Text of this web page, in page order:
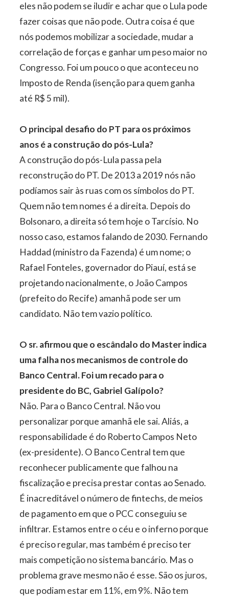
eles não podem se iludir e achar que o Lula pode
fazer coisas que não pode. Outra coisa é que
nós podemos mobilizar a sociedade, mudar a
correlação de forças e ganhar um peso maior no
Congresso. Foi um pouco o que aconteceu no
Imposto de Renda (isenção para quem ganha
até R$ 5 mil).
O principal desafio do PT para os próximos
anos é a construção do pós-Lula?
A construção do pós-Lula passa pela
reconstrução do PT. De 2013 a 2019 nós não
podíamos sair às ruas com os símbolos do PT.
Quem não tem nomes é a direita. Depois do
Bolsonaro, a direita só tem hoje o Tarcísio. No
nosso caso, estamos falando de 2030. Fernando
Haddad (ministro da Fazenda) é um nome; o
Rafael Fonteles, governador do Piauí, está se
projetando nacionalmente, o João Campos
(prefeito do Recife) amanhã pode ser um
candidato. Não tem vazio político.
O sr. afirmou que o escândalo do Master indica
uma falha nos mecanismos de controle do
Banco Central. Foi um recado para o
presidente do BC, Gabriel Galípolo?
Não. Para o Banco Central. Não vou
personalizar porque amanhã ele sai. Aliás, a
responsabilidade é do Roberto Campos Neto
(ex-presidente). O Banco Central tem que
reconhecer publicamente que falhou na
fiscalização e precisa prestar contas ao Senado.
É inacreditável o número de fintechs, de meios
de pagamento em que o PCC conseguiu se
infiltrar. Estamos entre o céu e o inferno porque
é preciso regular, mas também é preciso ter
mais competição no sistema bancário. Mas o
problema grave mesmo não é esse. São os juros,
que podiam estar em 11%, em 9%. Não tem